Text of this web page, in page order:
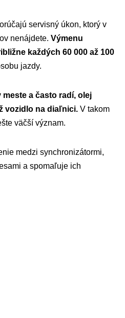
servisný úkon, ktorý v
nenájdete. Výmenu
každých 60 000 až 100
jazdy.
a často radí, olej
vozidlo na diaľnici. V takom
väčší význam.
medzi synchronizátormi,
a spomaľuje ich